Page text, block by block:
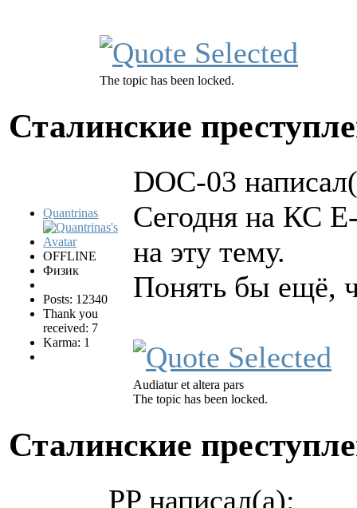
The topic has been locked.
Сталинские
Quantrinas
OFFLINE
Физик
Posts: 12340
Thank you
received: 7
Karma: 1
DOC-03
Сегодня на КС
на эту тему.
Понять бы ещё,
Audiatur et altera pars
The topic has been locked.
Сталинские
PP написал(а):